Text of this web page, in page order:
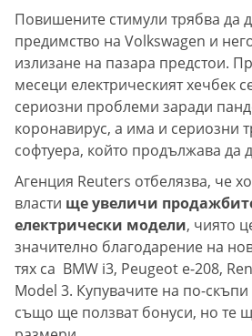
Повишените стимули трябва да
предимство на Volkswagen и
излизане на пазара предстои.
месеци електрическият хечбек
сериозни проблеми заради
коронавирус, а има и сериозни
софтуера, който продължава да
Агенция Reuters отбелязва, че
власти ще увеличи
електрически модели, чиято
значително благодарение на
тях са BMW i3, Peugeot e-208,
Model 3. Купувачите на по-
също ще ползват бонуси, но те